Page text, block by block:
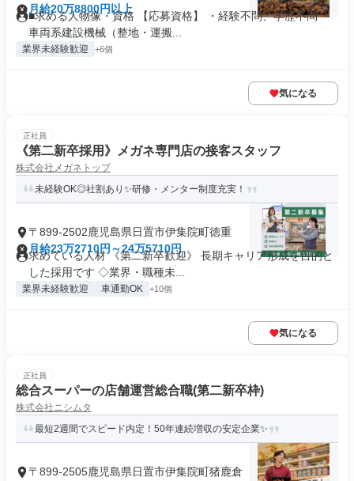
月給20万8800円以上
■求める人物像・資格 【応募資格】 ・経験不問、学歴不問 ・
車両系建設機械（整地・運搬...
業界未経験歓迎 +6個
気になる
正社員
《第二新卒採用》メガネ専門店の接客スタッフ
株式会社メガネトップ
未経験OK◎社割あり✨研修・メンター制度充実！
〒899-2502鹿児島県日置市伊集院町徳重
月給23万2710円～24万5710円
求めている人材 《第二新卒歓迎》 長期キャリア形成を目的と
した採用です ◇業界・職種未...
業界未経験歓迎 車通勤OK +10個
気になる
正社員
総合スーパーの店舗運営総合職(第二新卒枠)
株式会社ニシムタ
最短2週間でスピード内定！50年連続増収の安定企業✨
〒899-2505鹿児島県日置市伊集院町猪鹿倉